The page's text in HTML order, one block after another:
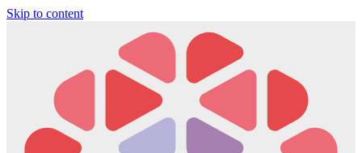
Skip to content